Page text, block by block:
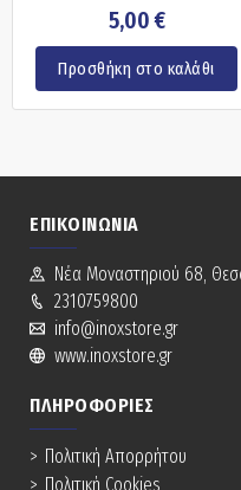
5,00€
Προσθήκη στο καλάθι
ΕΠΙΚΟΙΝΩΝΊΑ
Νέα Mοναστηριού 68,
2310759800
info@inoxstore.gr
www.inoxstore.gr
ΠΛΗΡΟΦΟΡΊΕΣ
Πολιτική Απορρήτου
Πολιτική Cookies